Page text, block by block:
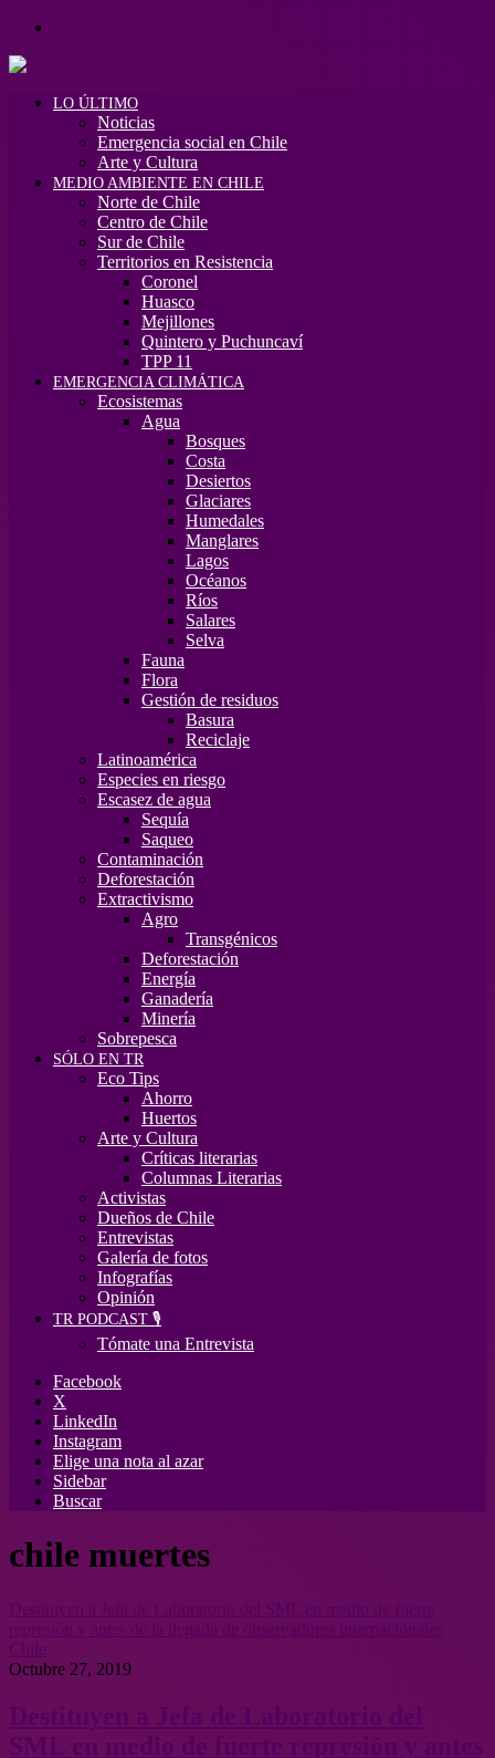
LO ÚLTIMO
Noticias
Emergencia social en Chile
Arte y Cultura
MEDIO AMBIENTE EN CHILE
Norte de Chile
Centro de Chile
Sur de Chile
Territorios en Resistencia
Coronel
Huasco
Mejillones
Quintero y Puchuncaví
TPP 11
EMERGENCIA CLIMÁTICA
Ecosistemas
Agua
Bosques
Costa
Desiertos
Glaciares
Humedales
Manglares
Lagos
Océanos
Ríos
Salares
Selva
Fauna
Flora
Gestión de residuos
Basura
Reciclaje
Latinoamérica
Especies en riesgo
Escasez de agua
Sequía
Saqueo
Contaminación
Deforestación
Extractivismo
Agro
Transgénicos
Deforestación
Energía
Ganadería
Minería
Sobrepesca
SÓLO EN TR
Eco Tips
Ahorro
Huertos
Arte y Cultura
Críticas literarias
Columnas Literarias
Activistas
Dueños de Chile
Entrevistas
Galería de fotos
Infografías
Opinión
TR PODCAST 🎙️
Tómate una Entrevista
Facebook
X
LinkedIn
Instagram
Elige una nota al azar
Sidebar
Buscar
chile muertes
Octubre 27, 2019